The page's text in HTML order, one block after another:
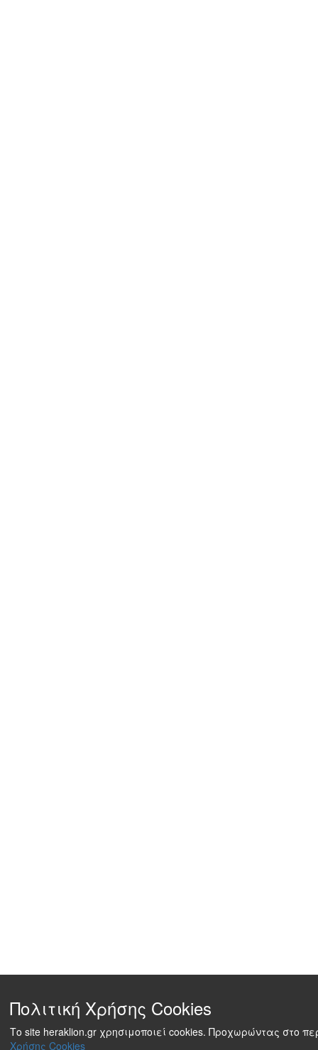
Πολιτική Χρήσης Cookies
Το site heraklion.gr χρησιμοποιεί cookies. Προχωρώντας στο
Χρήσης Cookies